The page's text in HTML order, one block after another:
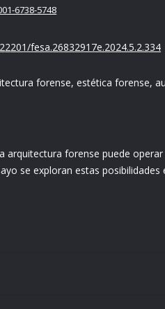
6738-5748
fesa.26832917e.2024.5.2.334
forense, estética forense,
arquitectura forense puede
se exploran estas